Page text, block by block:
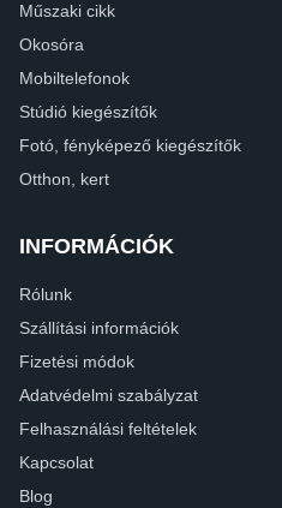
Műszaki cikk
Okosóra
Mobiltelefonok
Stúdió kiegészítők
Fotó, fényképező kiegészítők
Otthon, kert
INFORMÁCIÓK
Rólunk
Szállítási információk
Fizetési módok
Adatvédelmi szabályzat
Felhasználási feltételek
Kapcsolat
Blog